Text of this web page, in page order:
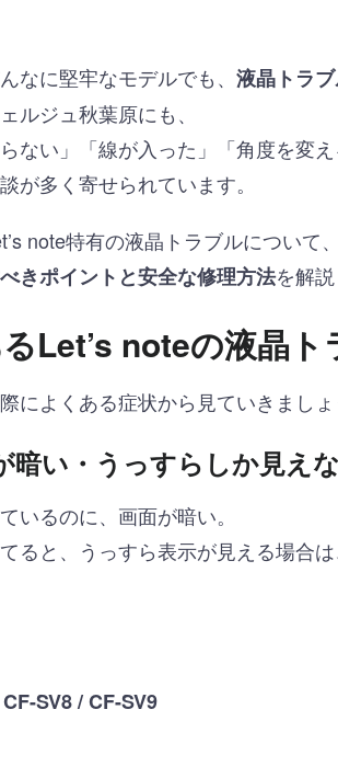
なに堅牢なモデルでも、 液晶トラ
ルジュ秋葉原にも、
らない」「線が入った」「角度を変え
が多く寄せられています。
note特有の液晶トラブルについて、
きポイントと安全な修理方法を解説
Let’s noteの液晶ト
によくある症状から見ていきましょ
い・うっすらしか見え
いるのに、画面が暗い。
ると、うっすら表示が見える場合
SV8 / CF-SV9